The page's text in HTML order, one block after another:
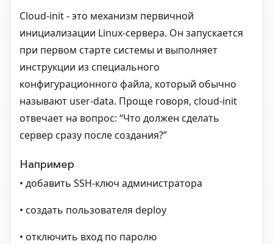
Cloud-init - это механизм первичной
инициализации Linux-сервера. Он запускается
при первом старте системы и выполняет
инструкции из специального
конфигурационного файла, который обычно
называют user-data. Проще говоря, cloud-init
отвечает на вопрос: “Что должен сделать
сервер сразу после создания?”
Например
• добавить SSH-ключ администратора
• создать пользователя deploy
• отключить вход по паролю